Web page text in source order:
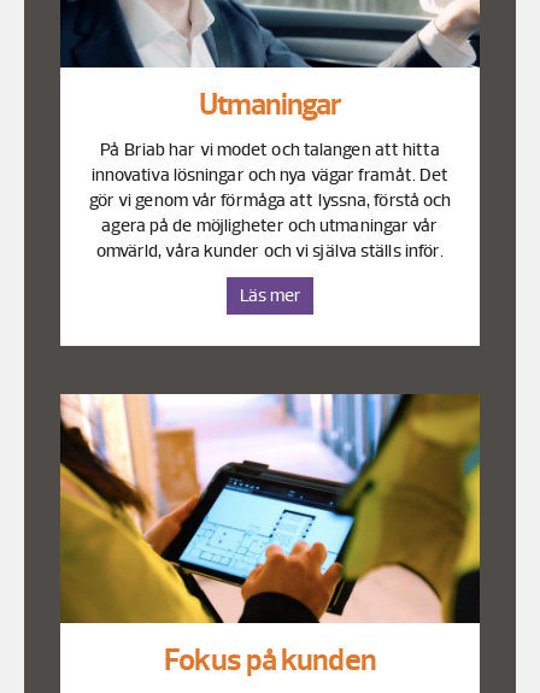
Utmaningar
På Briab har vi modet och talangen att hitta
innovativa lösningar och nya vägar framåt. Det
gör vi genom vår förmåga att lyssna, förstå och
agera på de möjligheter och utmaningar vår
omvärld, våra kunder och vi själva ställs inför.
Läs mer
Fokus på kunden